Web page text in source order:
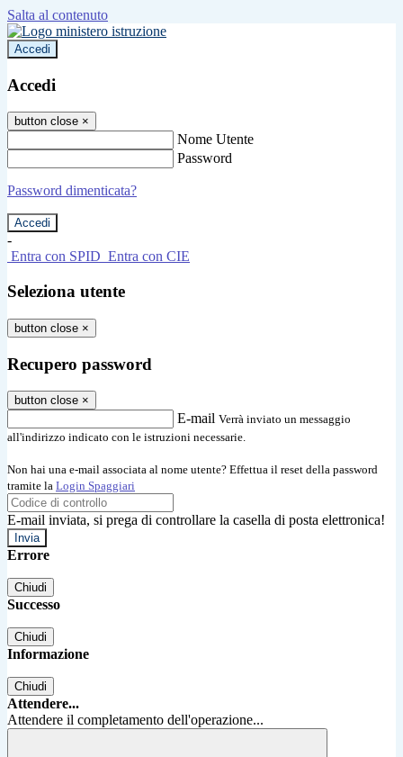
Salta al contenuto
Accedi
Accedi
button close ×
Nome Utente
Password
Password dimenticata?
-
Entra con SPID Entra con CIE
Seleziona utente
button close ×
Recupero password
button close ×
E-mail Verrà inviato un messaggio
all'indirizzo indicato con le istruzioni necessarie.
Non hai una e-mail associata al nome utente? Effettua il reset della password
tramite la Login Spaggiari
E-mail inviata, si prega di controllare la casella di posta elettronica!
Errore
Chiudi
Successo
Chiudi
Informazione
Chiudi
Attendere...
Attendere il completamento dell'operazione...